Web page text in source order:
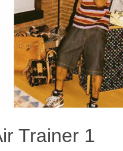
Trainer 1